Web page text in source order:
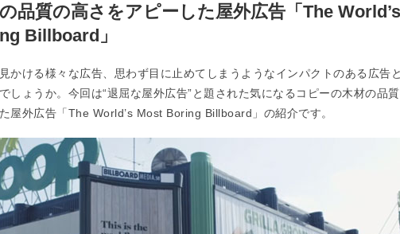
品質の高さをアピーした屋外広告「The
Billboard」
かける様々な広告、思わず目に止めてしまうようなインパクトのある広告
しょうか。今回は“退屈な屋外広告”と題された気になるコピーの木材の品
屋外広告「The World’s Most Boring Billboard」の紹介です。